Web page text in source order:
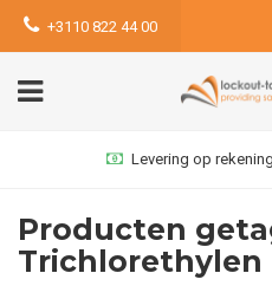
+3110 822 44 00
Levering op
Producten
Trichlorethylen